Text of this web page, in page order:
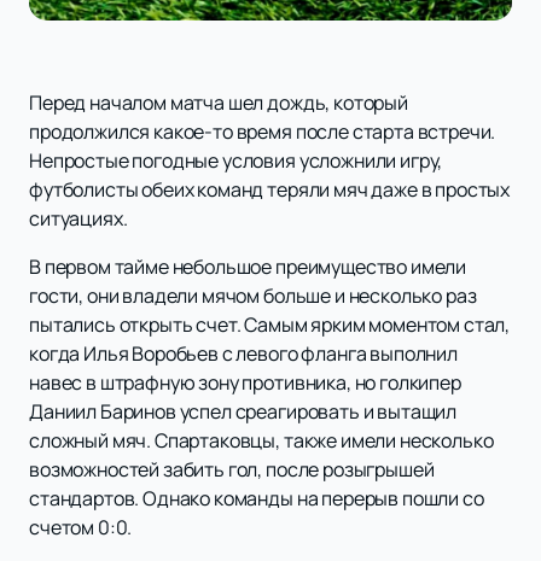
Перед началом матча шел дождь, который
продолжился какое-то время после старта встречи.
Непростые погодные условия усложнили игру,
футболисты обеих команд теряли мяч даже в простых
ситуациях.
В первом тайме небольшое преимущество имели
гости, они владели мячом больше и несколько раз
пытались открыть счет. Самым ярким моментом стал,
когда Илья Воробьев с левого фланга выполнил
навес в штрафную зону противника, но голкипер
Даниил Баринов успел среагировать и вытащил
сложный мяч. Спартаковцы, также имели несколько
возможностей забить гол, после розыгрышей
стандартов. Однако команды на перерыв пошли со
счетом 0:0.